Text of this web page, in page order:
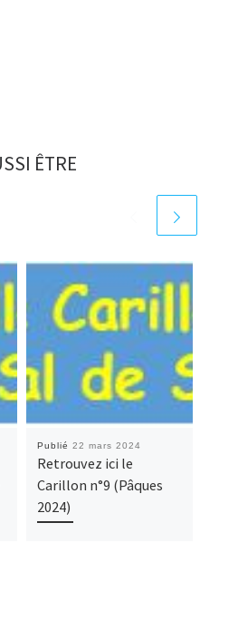
ÊTRE
Publié 22 mars 2024
Retrouvez ici le
Carillon n°9 (Pâques
2024)